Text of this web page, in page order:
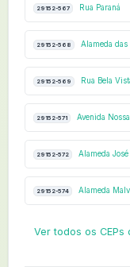
29152-567 Rua Paraná
29152-568 Alameda das
29152-569 Rua Bela
29152-571 Avenida
29152-572 Alameda
29152-574 Alameda
Ver todos os CEPs